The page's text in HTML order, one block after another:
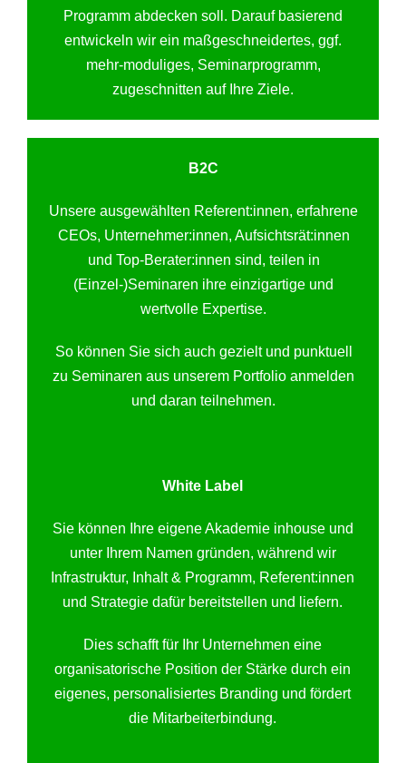
Programm abdecken soll. Darauf basierend
entwickeln wir ein maßgeschneidertes, ggf.
mehr-moduliges, Seminarprogramm,
zugeschnitten auf Ihre Ziele.
B2C
Unsere ausgewählten Referent:innen, erfahrene
CEOs, Unternehmer:innen, Aufsichtsrät:innen
und Top-Berater:innen sind, teilen in
(Einzel-)Seminaren ihre einzigartige und
wertvolle Expertise.
So können Sie sich auch gezielt und punktuell
zu Seminaren aus unserem Portfolio anmelden
und daran teilnehmen.
White Label
Sie können Ihre eigene Akademie inhouse und
unter Ihrem Namen gründen, während wir
Infrastruktur, Inhalt & Programm, Referent:innen
und Strategie dafür bereitstellen und liefern.
Dies schafft für Ihr Unternehmen eine
organisatorische Position der Stärke durch ein
eigenes, personalisiertes Branding und fördert
die Mitarbeiterbindung.